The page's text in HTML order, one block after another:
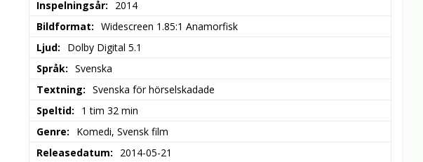
Inspelningsår
2014
Bildformat
Widescreen 1.85:1 Anamorfisk
Ljud
Dolby Digital 5.1
Språk
Svenska
Textning
Svenska för hörselskadade
Speltid
1 tim 32 min
Genre
Komedi, Svensk film
Releasedatum
2014-05-21